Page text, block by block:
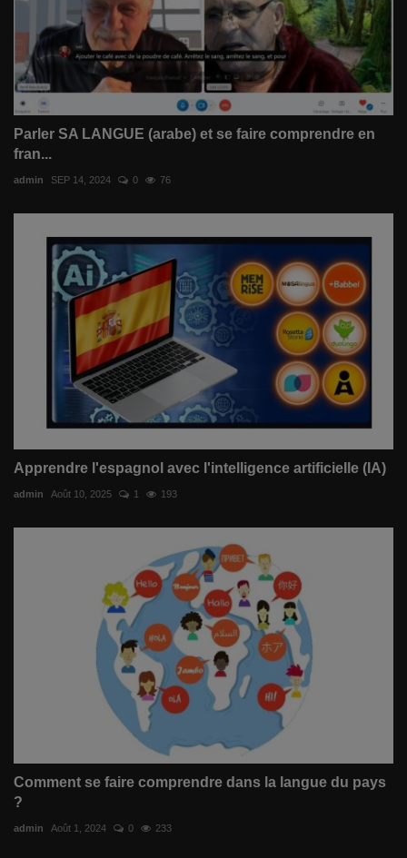
Parler SA LANGUE (arabe) et se faire comprendre en
fran...
admin SEP 14, 2024 0 76
Apprendre l'espagnol avec l'intelligence artificielle (IA)
admin Août 10, 2025 1 193
Comment se faire comprendre dans la langue du pays
?
admin Août 1, 2024 0 233